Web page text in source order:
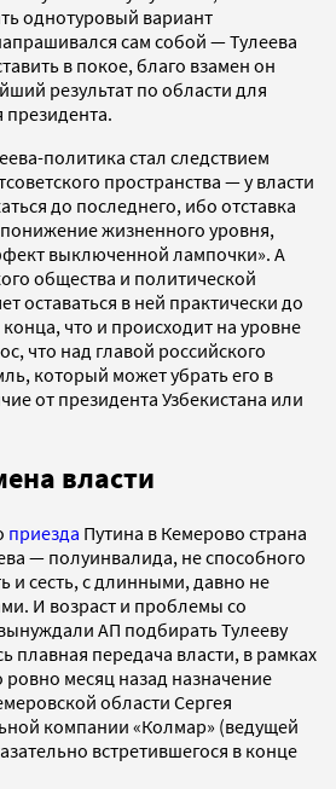
однотуровый вариант
сам собой — Тулеева
в покое, благо взамен он
результат по области для
президента.
политика стал следствием
пространства — у власти
до последнего, ибо отставка
жизненного уровня,
выключенной лампочки». А
общества и политической
оставаться в ней практически до
конца, что и происходит на уровне
что над главой российского
который может убрать его в
от президента Узбекистана или
власти
приезда Путина в Кемерово страна
— полуинвалида, не способного
и сесть, с длинными, давно не
И возраст и проблемы со
АП подбирать Тулееву
плавная передача власти, в рамках
месяц назад назначение
области Сергея
компании «Колмар» (ведущей
встретившегося в конце